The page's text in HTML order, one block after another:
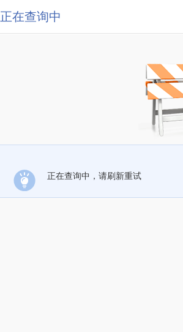
正在查询中
正在查询中，请刷新重试